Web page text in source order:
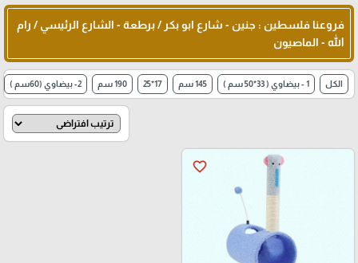
فروعنا فلسطين : جنين - شارع ابو بكر / برطعة - الشارع الرئيسي / رام
الله - الماصيون
الكل 1 - بيضاوي ( 33*50 سم ) 145 سم 17*25 190 سم 2- بيضاوي (60سم )
favorite_border